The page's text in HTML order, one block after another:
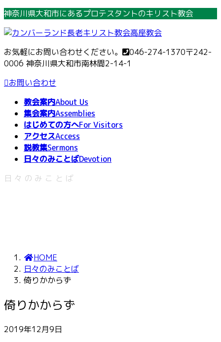
コ
テ
ン
ツ
へ
ス
ナ
ゲ
ー
シ
ョ
ン
神奈川県大和市にあるプロテスタントのキリスト教会
お気軽にお問い合わせください。 046-274-1370〒242-
0006 神奈川県大和市南林間2-14-1
お問い合わせ
教会案内About Us
集会案内Assemblies
はじめての方へFor Visitors
アクセスAccess
説教集Sermons
日々のみことばDevotion
日々のみことば
HOME
日々のみことば
倚りかからず
倚りかからず
2019年12月9日